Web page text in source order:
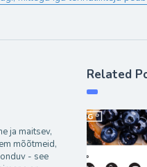
ja maitsev,
mõõtmeid,
- see
Related